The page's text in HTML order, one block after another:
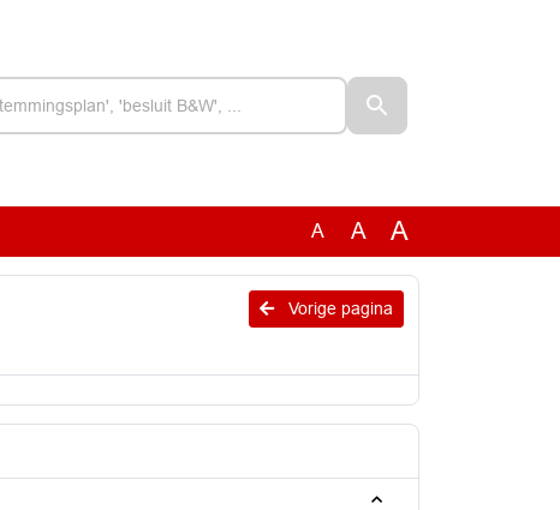
A A A
Vorige pagina